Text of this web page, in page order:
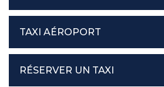
TAXI AÉROPORT
RÉSERVER UN TAXI